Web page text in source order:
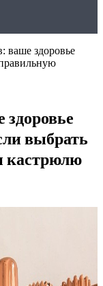
ваше здоровье
выбрать
кастрюлю